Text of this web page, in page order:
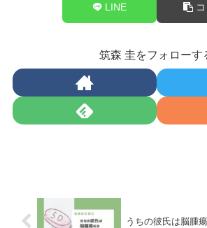
LINE
筑森 圭をフォローす
うちの彼氏は脳腫